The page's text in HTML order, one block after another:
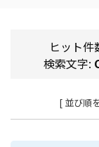
ヒット件
検索文字:
[ 並び順